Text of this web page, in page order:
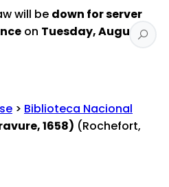
will be down for server
on Tuesday, August 4
> Biblioteca Nacional
1658) (Rochefort,